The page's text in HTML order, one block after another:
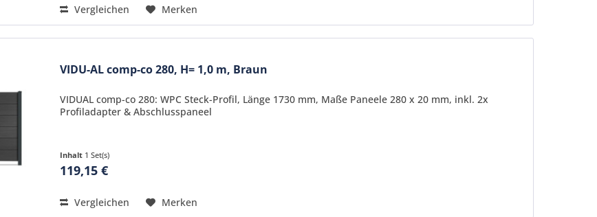
Vergleichen Merken
VIDU-AL comp-co 280, H= 1,0 m, Braun
VIDUAL comp-co 280: WPC Steck-Profil, Länge 1730 mm, Maße Paneele 280 x 20 mm, inkl. 2x
Profiladapter & Abschlusspaneel
Inhalt 1 Set(s)
119,15 €
Vergleichen Merken